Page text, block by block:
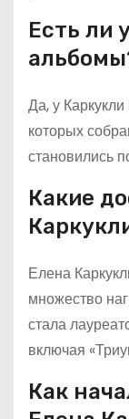
Есть ли
Да, у
которых
становились
Какие
Елена
множество
стала
включая
Как